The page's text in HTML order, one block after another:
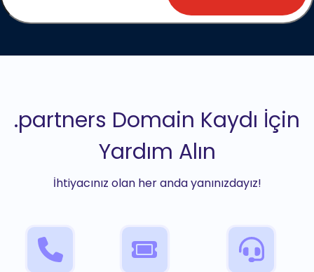
.partners Domain Kaydı İçin
Yardım Alın
İhtiyacınız olan her anda yanınızdayız!